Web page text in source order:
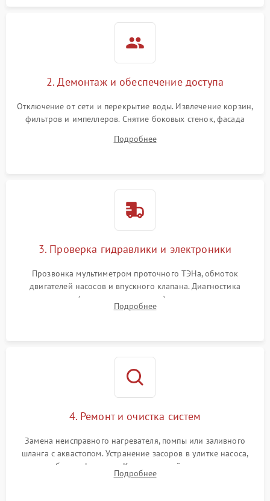
2. Демонтаж и обеспечение доступа
Отключение от сети и перекрытие воды. Извлечение корзин,
фильтров и импеллеров. Снятие боковых стенок, фасада
циркуляционному насосу, ТЭНу и сливной помпе.
Подробнее
3. Проверка гидравлики и электроники
Прозвонка мультиметром проточного ТЭНа, обмоток
двигателей насосов и впускного клапана. Диагностика
прессостата (датчика уровня воды), датчика мутности,
концевика дверцы и электронного модуля управления.
Подробнее
4. Ремонт и очистка систем
Замена неисправного нагревателя, помпы или заливного
шланга с аквастопом. Устранение засоров в улитке насоса,
патрубках и фильтрах. Компонентный ремонт платы
управления, восстановление поврежденной проводки.
Подробнее